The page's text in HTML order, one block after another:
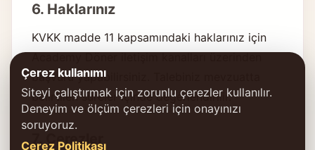
6. Haklarınız
KVKK madde 11 kapsamındaki haklarınız için
başvuru yapabilirsiniz. Talebiniz mevzuatta
belirtilen süreler içinde değerlendirilir.
7. Çerezler
Çerez kullanımı
Siteyi çalıştırmak için zorunlu çerezler kullanılır.
Deneyim ve ölçüm çerezleri için onayınızı
soruyoruz.
Çerez Politikası